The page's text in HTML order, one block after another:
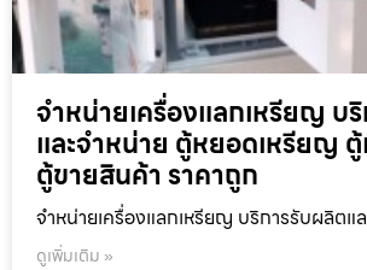
จำหน่ายเครื่องแลกเหรียญ บ
และจำหน่าย ตู้หยอดเหรียญ
ตู้ขายสินค้า ราคาถูก
จำหน่ายเครื่องแลกเหรียญ บริการรับผลิตแ
ดูเพิ่มเติม »